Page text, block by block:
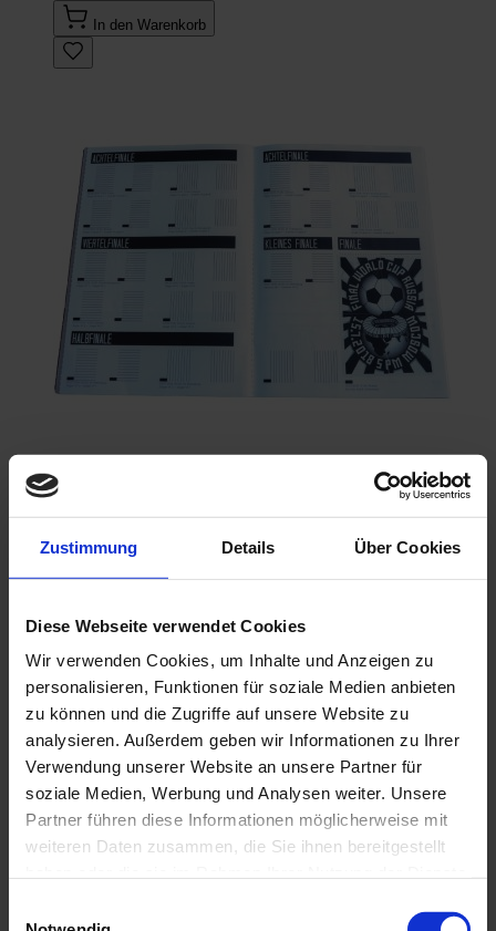
Zustimmung Details Über Cookies
Diese Webseite verwendet Cookies
Wir verwenden Cookies, um Inhalte und Anzeigen zu
personalisieren, Funktionen für soziale Medien anbieten
zu können und die Zugriffe auf unsere Website zu
analysieren. Außerdem geben wir Informationen zu Ihrer
Verwendung unserer Website an unsere Partner für
soziale Medien, Werbung und Analysen weiter. Unsere
Partner führen diese Informationen möglicherweise mit
weiteren Daten zusammen, die Sie ihnen bereitgestellt
In den Warenkorb
FINALE (WM-Team 2018)
0,50 €
In den Warenkorb